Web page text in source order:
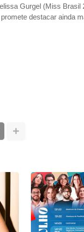
Gurgel (Miss Brasil
destacar ainda